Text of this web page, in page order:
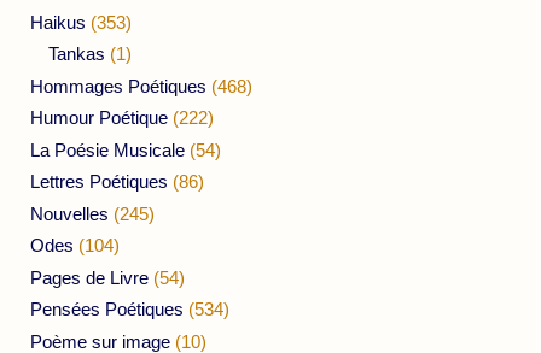
Haikus (353)
Tankas (1)
Hommages Poétiques (468)
Humour Poétique (222)
La Poésie Musicale (54)
Lettres Poétiques (86)
Nouvelles (245)
Odes (104)
Pages de Livre (54)
Pensées Poétiques (534)
Poème sur image (10)